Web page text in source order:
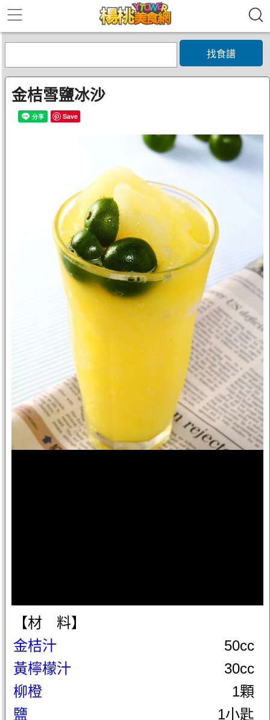
找食譜
金桔雪鹽冰沙
Save
【材 料】
金桔汁
50cc
黃檸檬汁
30cc
柳橙
1顆
鹽
1小匙